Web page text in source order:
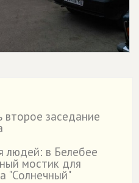
второе заседание
людей: в Белебее
мостик для
"Солнечный"